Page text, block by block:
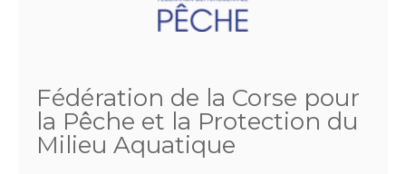
Fédération de la Corse pour
la Pêche et la Protection du
Milieu Aquatique